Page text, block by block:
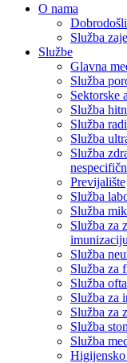
O nama
Dobrodošli
Služba
Službe
Glavna
Služba
Sektorske
Služba
Služba
Služba
Služba
Previjalište
Služba
Služba
Služba za
imunizaciju
Služba
Služba za
Služba
Služba za
Služba za
Služba
Služba
Higijensko